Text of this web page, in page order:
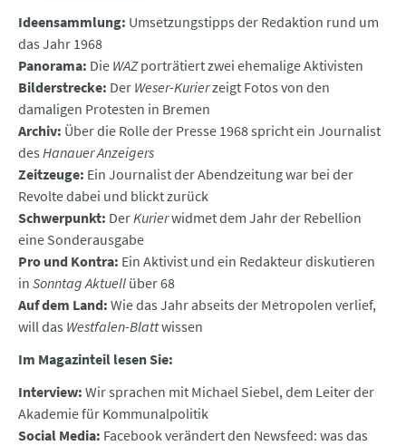
Ideensammlung: Umsetzungstipps der Redaktion rund um
das Jahr 1968
Panorama: Die WAZporträtiert zwei ehemalige Aktivisten
Bilderstrecke: Der Weser-Kurierzeigt Fotos von den
damaligen Protesten in Bremen
Archiv: Über die Rolle der Presse 1968 spricht ein Journalist
des Hanauer Anzeigers
Zeitzeuge: Ein Journalist der Abendzeitung war bei der
Revolte dabei und blickt zurück
Schwerpunkt: DerKurierwidmet dem Jahr der Rebellion
eine Sonderausgabe
Pro und Kontra: Ein Aktivist und ein Redakteur diskutieren
in Sonntag Aktuell über 68
Auf dem Land: Wie das Jahr abseits der Metropolen verlief,
will das Westfalen-Blattwissen
Im Magazinteil lesen Sie:
Interview: Wir sprachen mit Michael Siebel, dem Leiter der
Akademie für Kommunalpolitik
Social Media: Facebook verändert den Newsfeed: was das